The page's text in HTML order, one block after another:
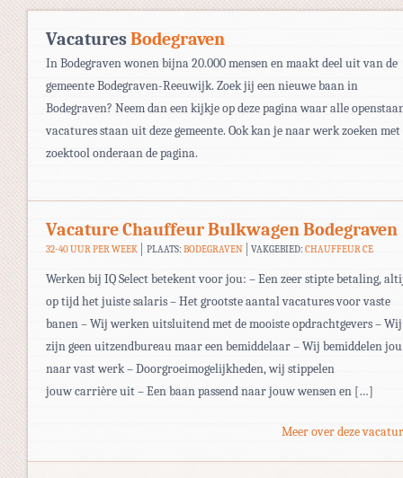
VacaturesBodegraven
In Bodegraven wonen bijna 20.000 mensen en maakt deel uit van de
gemeente Bodegraven-Reeuwijk. Zoek jij een nieuwe baan in
Bodegraven? Neem dan een kijkje op deze pagina waar alle
vacatures staan uit deze gemeente. Ook kan je naar werk zoeken met
zoektool onderaan de pagina.
Vacature Chauffeur Bulkwagen Bodegraven
32-40 UUR PER WEEK PLAATS: BODEGRAVEN VAKGEBIED:CHAUFFEUR CE
Werken bij IQ Select betekent voor jou: – Een zeer stipte betaling,
op tijd het juiste salaris – Het grootste aantal vacatures voor vaste
banen – Wij werken uitsluitend met de mooiste opdrachtgevers – Wij
zijn geen uitzendbureau maar een bemiddelaar – Wij bemiddelen jou
naar vast werk – Doorgroeimogelijkheden, wij stippelen
jouw carrière uit – Een baan passend naar jouw wensen en […]
Meer over deze